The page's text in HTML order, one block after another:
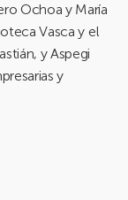
Ochoa y María
Vasca y el
y Aspegi
y